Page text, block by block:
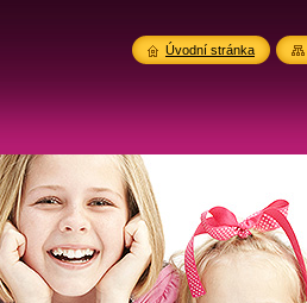
Úvodní stránka